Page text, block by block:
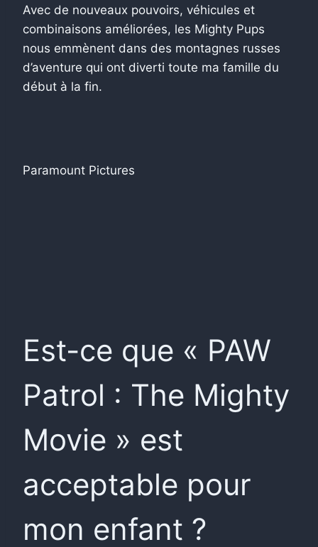
Avec de nouveaux pouvoirs, véhicules et
combinaisons améliorées, les Mighty Pups
nous emmènent dans des montagnes russes
d’aventure qui ont diverti toute ma famille du
début à la fin.
Paramount Pictures
Est-ce que « PAW
Patrol : The Mighty
Movie » est
acceptable pour
mon enfant ?